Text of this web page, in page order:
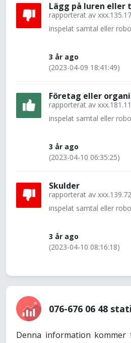
Lägg på luren eller
rapporterat av
inspelat samtal eller
3 år ago
(2023-04-09 18:41:49)
Företag eller
rapporterat av
inspelat samtal eller
3 år ago
(2023-04-10 06:35:25)
Skulder
rapporterat av
inspelat samtal eller
3 år ago
(2023-04-10 08:16:18)
076-676 06 48
Denna information